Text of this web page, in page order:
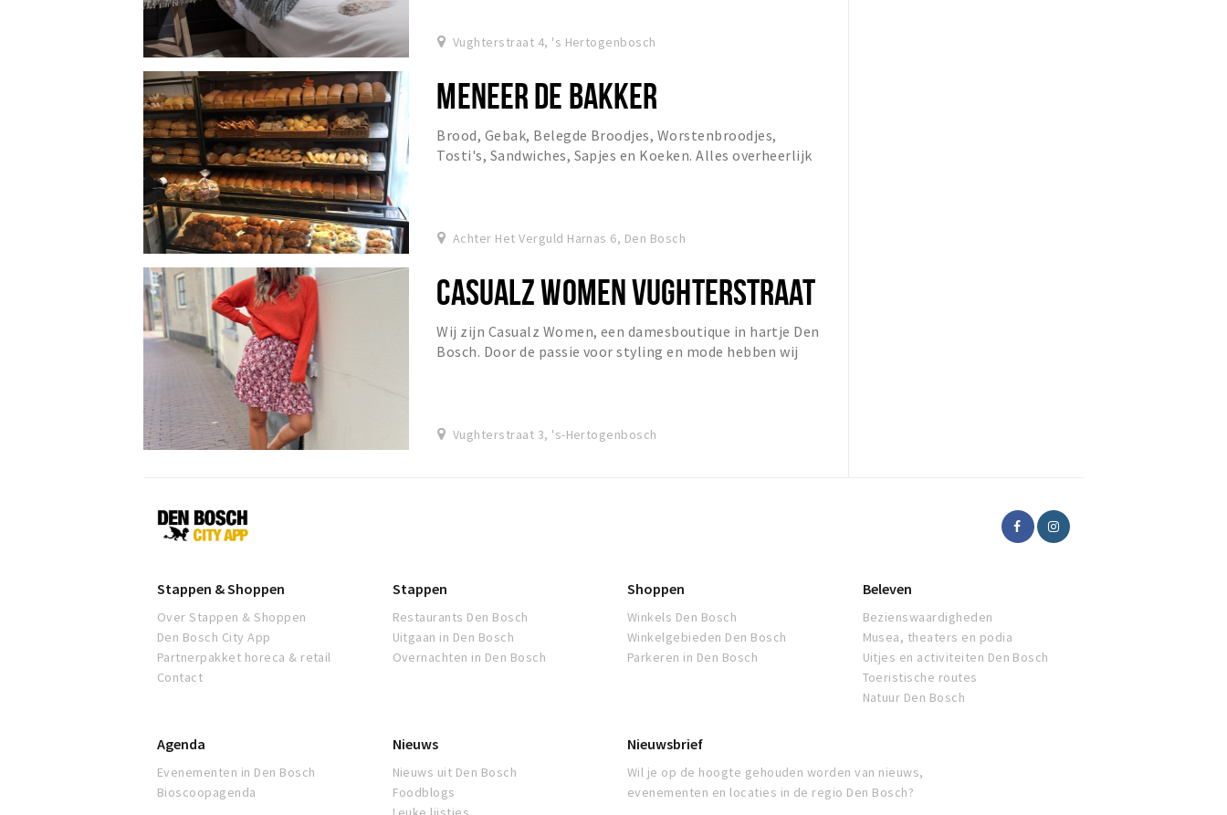
Vughterstraat 4, 's Hertogenbosch
MENEER DE BAKKER
Brood, Gebak, Belegde Broodjes, Worstenbroodjes,
Tosti's, Sandwiches, Sapjes en Koeken. Alles overheerlijk
Achter Het Verguld Harnas 6, Den Bosch
CASUALZ WOMEN VUGHTERSTRAAT
Wij zijn Casualz Women, een damesboutique in hartje Den
Bosch. Door de passie voor styling en mode hebben wij
Vughterstraat 3, 's-Hertogenbosch
Den
Bosch
Stappen & Shoppen
Over Stappen & Shoppen
Den Bosch City App
Partnerpakket horeca & retail
Contact
Stappen
Restaurants Den Bosch
Uitgaan in Den Bosch
Overnachten in Den Bosch
Shoppen
Winkels Den Bosch
Winkelgebieden Den Bosch
Parkeren in Den Bosch
Beleven
Bezienswaardigheden
Musea, theaters en podia
Uitjes en activiteiten Den Bosch
Toeristische routes
Natuur Den Bosch
Agenda
Evenementen in Den Bosch
Bioscoopagenda
Nieuws
Nieuws uit Den Bosch
Foodblogs
Nieuwsbrief
Wil je op de hoogte gehouden worden van nieuws,
evenementen en locaties in de regio Den Bosch?